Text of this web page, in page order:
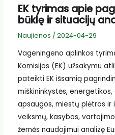
EK tyrimas apie
būklę ir situacijų
Naujienos / 2024-04-29
Vageningeno aplinkos
Komisijos (EK) užsakymu
pateikti EK išsamią
miškininkystės,
apsaugos, miestų plėtros
veiksmų, kasybos,
žemės naudojimui analizę